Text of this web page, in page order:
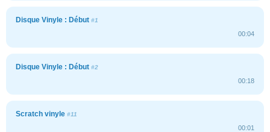
Disque Vinyle : Début #1
00:04
Disque Vinyle : Début #2
00:18
Scratch vinyle #11
00:01